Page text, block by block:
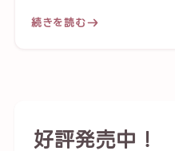
続きを読む
好評発売中！